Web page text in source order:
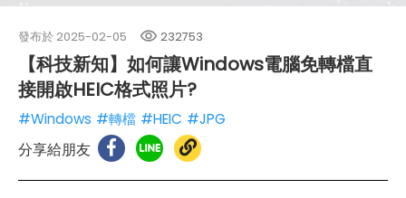
發布於 2025-02-05 232753
【科技新知】如何讓Windows電腦免轉檔直
接開啟HEIC格式照片?
#Windows #轉檔 #HEIC #JPG
分享給朋友